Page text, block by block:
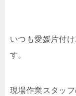
いつも愛媛片付
す。
現場作業スタッフ